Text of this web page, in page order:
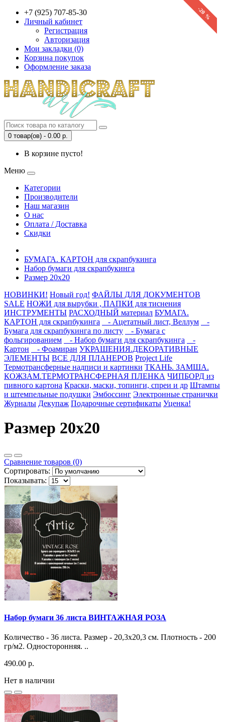
+7 (925) 707-85-30
Личный кабинет
Регистрация
Авторизация
Мои закладки (0)
Корзина покупок
Оформление заказа
0 товар(ов) - 0.00 р.
В корзине пусто!
Меню
Категории
Производители
Наш магазин
О нас
Оплата / Доставка
Скидки
БУМАГА. КАРТОН для скрапбукинга
Набор бумаги для скрапбукинга
Размер 20х20
НОВИНКИ! Новый год! ФАЙЛЫ ДЛЯ ДОКУМЕНТОВ
SALE НОЖИ для вырубки , ПАПКИ для тиснения
ИНСТРУМЕНТЫ РАСХОДНЫЙ материал БУМАГА.
КАРТОН для скрапбукинга
- Ацетатный лист, Веллум
-
Бумага для скрапбукинга по листу
- Бумага с
фольгированием
- Набор бумаги для скрапбукинга
-
Картон
- Фоамиран УКРАШЕНИЯ.ДЕКОРАТИВНЫЕ
ЭЛЕМЕНТЫ ВСЕ ДЛЯ ПЛАНЕРОВ Project Life
Термотрансферные надписи и картинки ТКАНЬ. ЗАМША.
КОЖЗАМ.ТЕРМОТРАНСФЕРНАЯ ПЛЕНКА ЧИПБОРД из
пивного картона Краски, маски, топинги, спреи и др Штампы
и штемпельные подушки Эмбоссинг Электронные странички
Журналы Декупаж Подарочные сертификаты Уценка!
Размер 20х20
Сравнение товаров (0)
Сортировать:
Показывать:
Набор бумаги 36 листа ВИНТАЖНАЯ РОЗА
Количество - 36 листа. Размер - 20,3х20,3 см. Плотность - 200
гр/м2. Односторонняя. ..
490.00 р.
Нет в наличии
-20 %